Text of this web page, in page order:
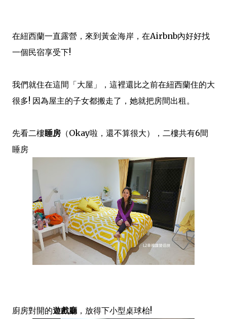
在紐西蘭一直露營，來到黃金海岸，在Airbnb內好好找
一個民宿享受下!
我們就住在這間「大屋」，這裡還比之前在紐西蘭住的大
很多! 因為屋主的子女都搬走了，她就把房間出租。
先看二樓睡房 （Okay啦，還不算很大），二樓共有6間
睡房
廚房對開的遊戲廳，放得下小型桌球枱!